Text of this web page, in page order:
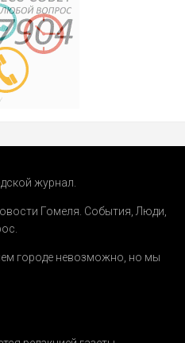
журнал.
Гомеля. События Люди
городе невозможно, но мы